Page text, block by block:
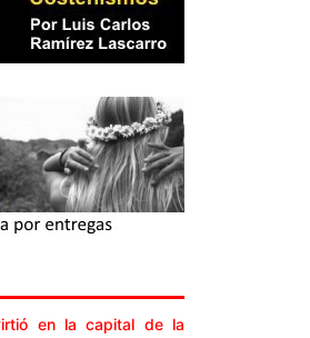
en la capital de la